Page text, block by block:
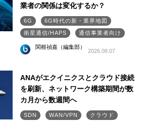
業者の関係は変化するか？
6G
6G時代の新・業界地図
衛星通信/HAPS
通信事業者向け
関根禎嘉（編集部）
2026.08.07
ANAがエクイニクスとクラウド接続
を刷新、ネットワーク構築期間が数
カ月から数週間へ
SDN WAN/VPN クラウド